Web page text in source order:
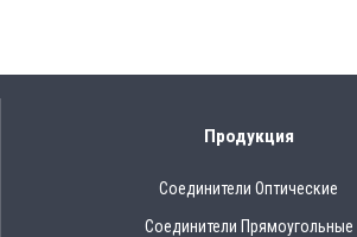
Продукция
Соединители Оптические
Соединители Прямоугольные